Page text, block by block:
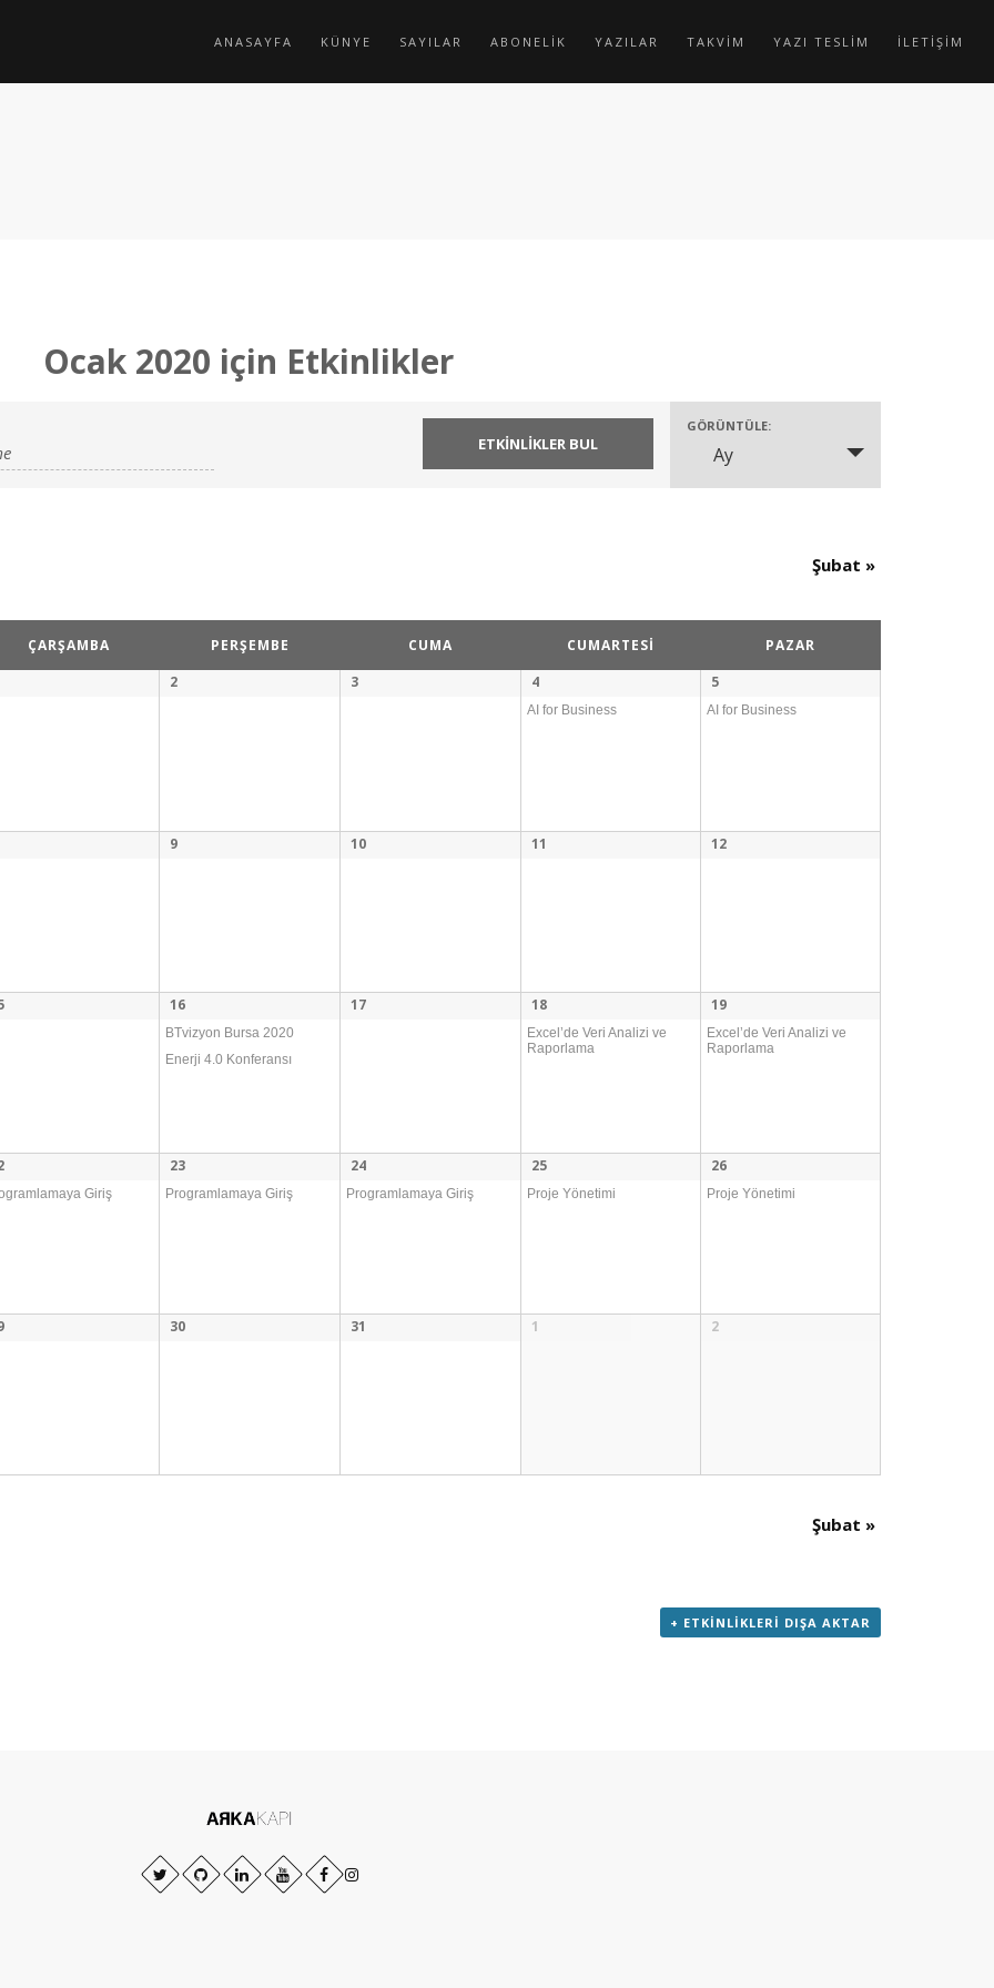
ANASAYFA KÜNYE SAYILAR ABONELİK YAZILAR TAKVİM YAZI TESLİM İLETİŞİM
Ocak 2020 için Etkinlikler
Etkinlik
GÖRÜNTÜLE:
Ay
Şubat »
ÇARŞAMBA PERŞEMBE CUMA CUMARTESI
PAZAR
2 3 4
AI for Business
5
AI for Business
9 10 11 12
16
BTvizyon Bursa 2020
Enerji 4.0 Konferansı
17 18
Excel’de Veri Analizi ve
Raporlama
19
Excel’de Veri Analizi ve
Raporlama
Giriş
23
Programlamaya Giriş
24
Programlamaya Giriş
25
Proje Yönetimi
26
Proje Yönetimi
30 31 1 2
Şubat »
+ ETKINLIKLERI DIŞA AKTAR